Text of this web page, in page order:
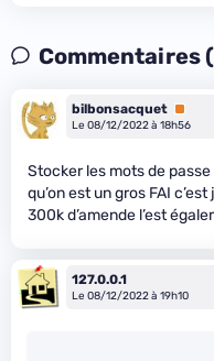
Commentaires
bilbonsacquet Premium
Le 08/12/2022 à 18h56
Stocker les mots de
qu’on est un gros FAI
300k d’amende l’est
127.0.0.1
Le 08/12/2022 à 19h10